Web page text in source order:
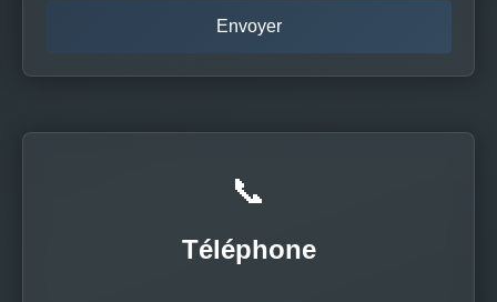
📞
Téléphone